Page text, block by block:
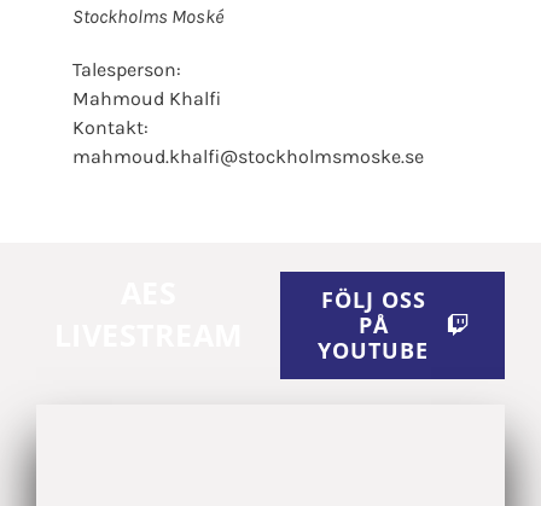
Stockholms Moské
Talesperson:
Mahmoud Khalfi
Kontakt:
mahmoud.khalfi@stockholmsmoske.se
FÖLJ OSS
PÅ
YOUTUBE